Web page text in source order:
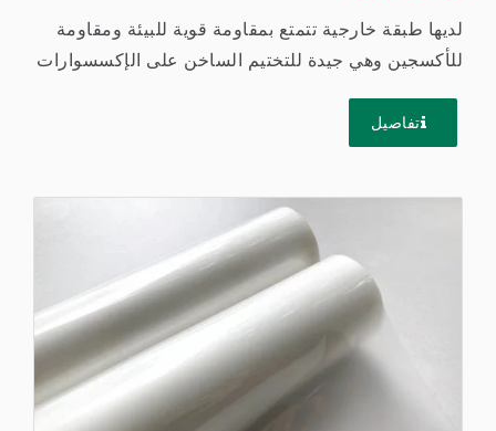
لديها طبقة خارجية تتمتع بمقاومة قوية للبيئة ومقاومة
للأكسجين وهي جيدة للتختيم الساخن على الإكسسوارات
تفاصيل